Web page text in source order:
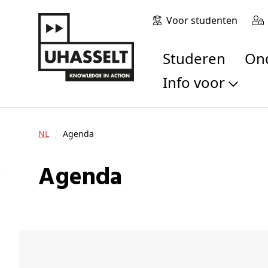
Voor studenten
Studeren
Info voor
Toekomstige
NL Agenda
Agenda